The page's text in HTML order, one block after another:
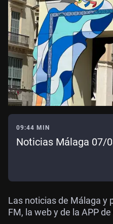
09:44 MIN
Noticias Málaga 07/
Las noticias de Málaga y
FM, la web y de la APP